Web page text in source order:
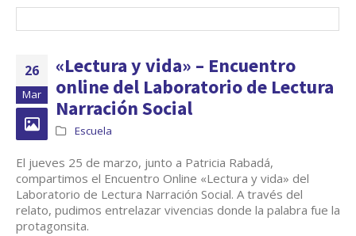
26
Mar
«Lectura y vida» – Encuentro
online del Laboratorio de Lectura
Narración Social
Escuela
El jueves 25 de marzo, junto a Patricia Rabadá,
compartimos el Encuentro Online «Lectura y vida» del
Laboratorio de Lectura Narración Social. A través del
relato, pudimos entrelazar vivencias donde la palabra fue la
protagonsita.